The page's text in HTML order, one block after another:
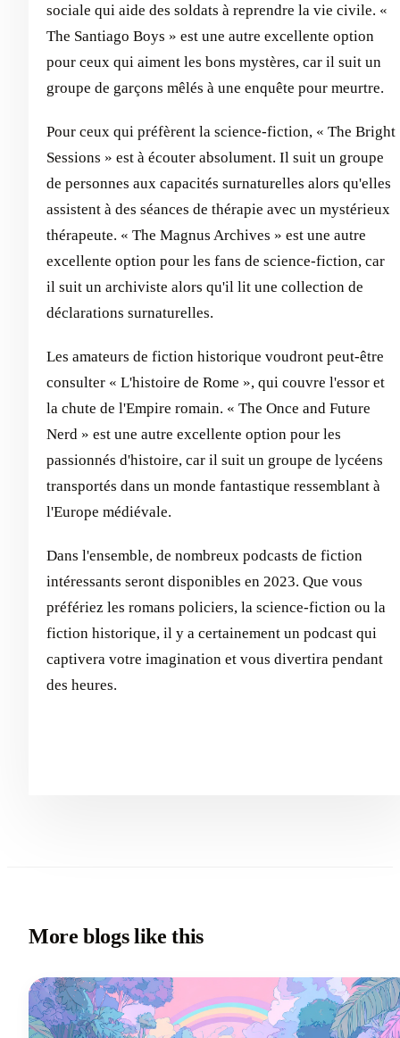
sociale qui aide des soldats à reprendre la vie civile. «
The Santiago Boys » est une autre excellente option
pour ceux qui aiment les bons mystères, car il suit un
groupe de garçons mêlés à une enquête pour meurtre.
Pour ceux qui préfèrent la science-fiction, « The Bright
Sessions » est à écouter absolument. Il suit un groupe
de personnes aux capacités surnaturelles alors qu'elles
assistent à des séances de thérapie avec un mystérieux
thérapeute. « The Magnus Archives » est une autre
excellente option pour les fans de science-fiction, car
il suit un archiviste alors qu'il lit une collection de
déclarations surnaturelles.
Les amateurs de fiction historique voudront peut-être
consulter « L'histoire de Rome », qui couvre l'essor et
la chute de l'Empire romain. « The Once and Future
Nerd » est une autre excellente option pour les
passionnés d'histoire, car il suit un groupe de lycéens
transportés dans un monde fantastique ressemblant à
l'Europe médiévale.
Dans l'ensemble, de nombreux podcasts de fiction
intéressants seront disponibles en 2023. Que vous
préfériez les romans policiers, la science-fiction ou la
fiction historique, il y a certainement un podcast qui
captivera votre imagination et vous divertira pendant
des heures.
More blogs like this